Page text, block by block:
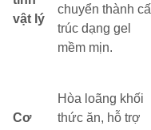
vật lý
chuyển thành
trúc dạng gel
mềm mịn.
Cơ
Hòa loãng khối
thức ăn, hỗ trợ